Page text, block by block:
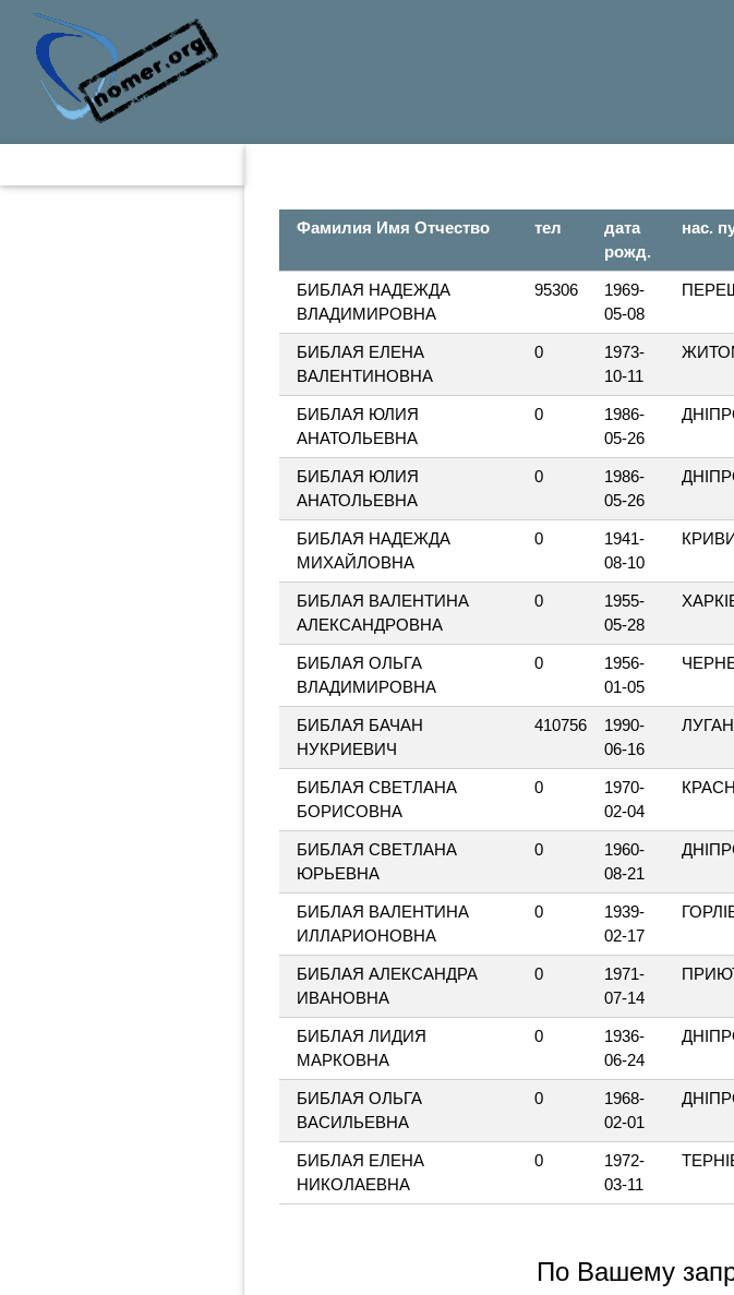
Фамилия Имя Отчество тел
дата
рожд.
нас.
БИБЛАЯ НАДЕЖДА
ВЛАДИМИРОВНА
95306
1969-
05-08
БИБЛАЯ ЕЛЕНА
ВАЛЕНТИНОВНА
0
1973-
10-11
БИБЛАЯ ЮЛИЯ
АНАТОЛЬЕВНА
0
1986-
05-26
БИБЛАЯ ЮЛИЯ
АНАТОЛЬЕВНА
0
1986-
05-26
БИБЛАЯ НАДЕЖДА
МИХАЙЛОВНА
0
1941-
08-10
БИБЛАЯ ВАЛЕНТИНА
АЛЕКСАНДРОВНА
0
1955-
05-28
БИБЛАЯ ОЛЬГА
ВЛАДИМИРОВНА
0
1956-
01-05
БИБЛАЯ БАЧАН
НУКРИЕВИЧ
410756
1990-
06-16
БИБЛАЯ СВЕТЛАНА
БОРИСОВНА
0
1970-
02-04
БИБЛАЯ СВЕТЛАНА
ЮРЬЕВНА
0
1960-
08-21
БИБЛАЯ ВАЛЕНТИНА
ИЛЛАРИОНОВНА
0
1939-
02-17
БИБЛАЯ АЛЕКСАНДРА
ИВАНОВНА
0
1971-
07-14
БИБЛАЯ ЛИДИЯ
МАРКОВНА
0
1936-
06-24
БИБЛАЯ ОЛЬГА
ВАСИЛЬЕВНА
0
1968-
02-01
БИБЛАЯ ЕЛЕНА
НИКОЛАЕВНА
0
1972-
03-11
По Вашему